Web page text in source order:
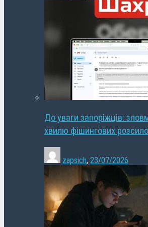
До уваги запоріжців:
хвилю фішингових
zapsich, 23/07/2026